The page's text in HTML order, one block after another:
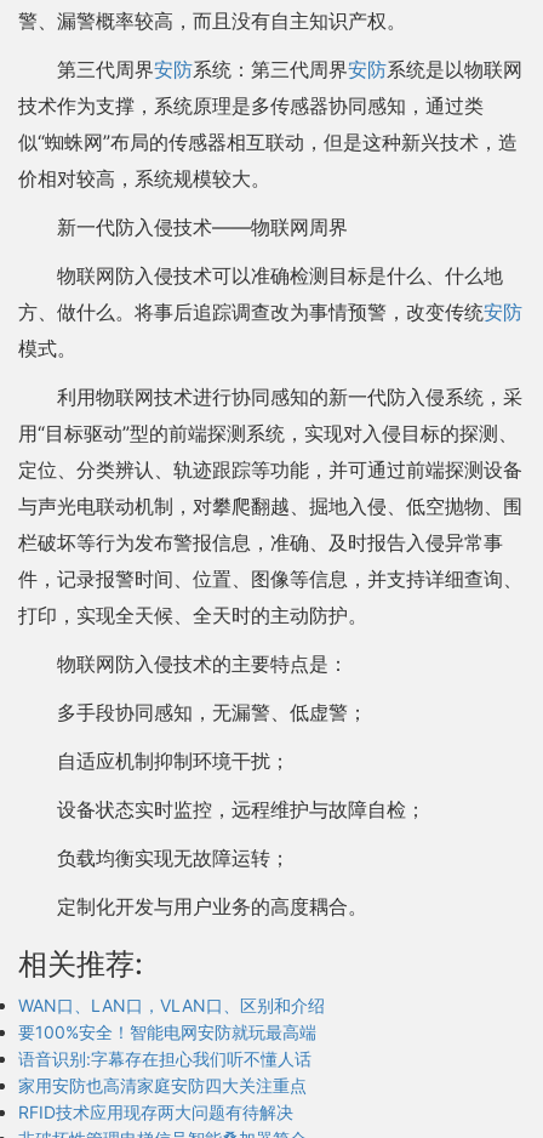
警、漏警概率较高，而且没有自主知识产权。
第三代周界安防系统：第三代周界安防系统是以物联网
技术作为支撑，系统原理是多传感器协同感知，通过类
似“蜘蛛网”布局的传感器相互联动，但是这种新兴技术，造
价相对较高，系统规模较大。
新一代防入侵技术——物联网周界
物联网防入侵技术可以准确检测目标是什么、什么地
方、做什么。将事后追踪调查改为事情预警，改变传统安防
模式。
利用物联网技术进行协同感知的新一代防入侵系统，采
用“目标驱动”型的前端探测系统，实现对入侵目标的探测、
定位、分类辨认、轨迹跟踪等功能，并可通过前端探测设备
与声光电联动机制，对攀爬翻越、掘地入侵、低空抛物、围
栏破坏等行为发布警报信息，准确、及时报告入侵异常事
件，记录报警时间、位置、图像等信息，并支持详细查询、
打印，实现全天候、全天时的主动防护。
物联网防入侵技术的主要特点是：
多手段协同感知，无漏警、低虚警；
自适应机制抑制环境干扰；
设备状态实时监控，远程维护与故障自检；
负载均衡实现无故障运转；
定制化开发与用户业务的高度耦合。
相关推荐:
WAN口、LAN口，VLAN口、区别和介绍
要100%安全！智能电网安防就玩最高端
语音识别:字幕存在担心我们听不懂人话
家用安防也高清家庭安防四大关注重点
RFID技术应用现存两大问题有待解决